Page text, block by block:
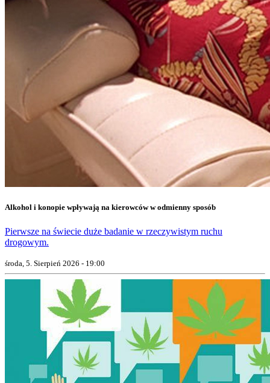
Alkohol i konopie wpływają na kierowców w odmienny sposób
Pierwsze na świecie duże badanie w rzeczywistym ruchu
drogowym.
środa, 5. Sierpień 2026 - 19:00